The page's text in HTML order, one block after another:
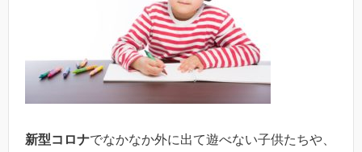
新型コロナでなかなか外に出て遊べない子供たちや、